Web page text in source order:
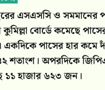
এসএসসি ও সমমানের
বোর্ডে কমেছে
পাসের হার কমে
শতাংশ। অপরদিকে
১১ হাজার ৬২৩ জন।